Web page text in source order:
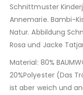
Schnittmuster
Annemarie. Bambi-
Natur. Abbildung
Rosa und Jacke
Material: 80%
20%Polyester (Das
ist aber weich und